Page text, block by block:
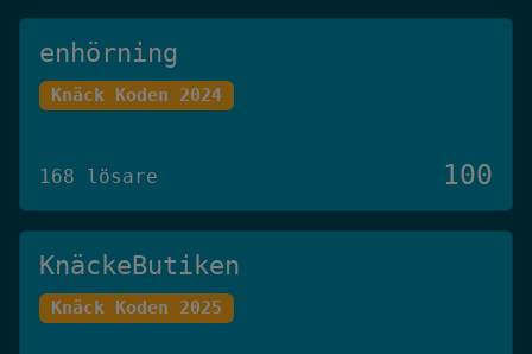
enhörning
Knäck Koden 2024
168 lösare 100
KnäckeButiken
Knäck Koden 2025